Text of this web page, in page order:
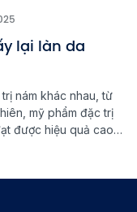
lại làn da
nám khác nhau, từ
mỹ phẩm đặc trị
được hiệu quả cao